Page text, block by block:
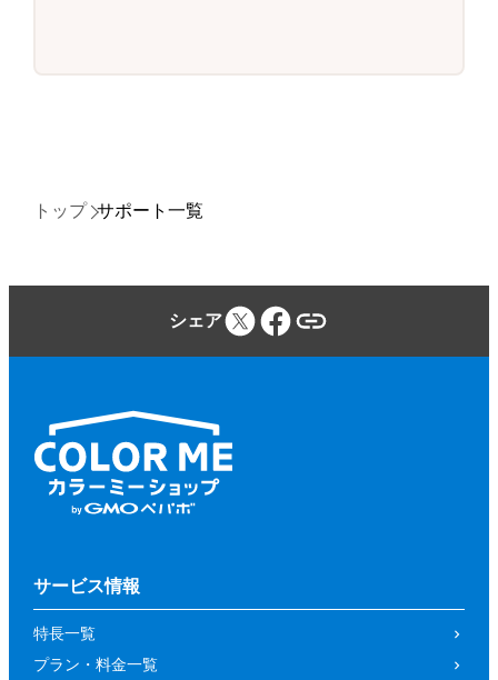
トップ サポート一覧
シェア
サービス情報
特長一覧
プラン・料金一覧